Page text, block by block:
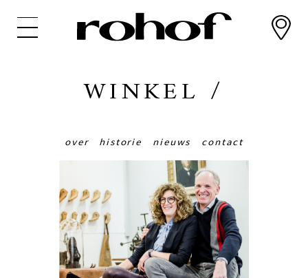
WINKEL /
over historie nieuws contact